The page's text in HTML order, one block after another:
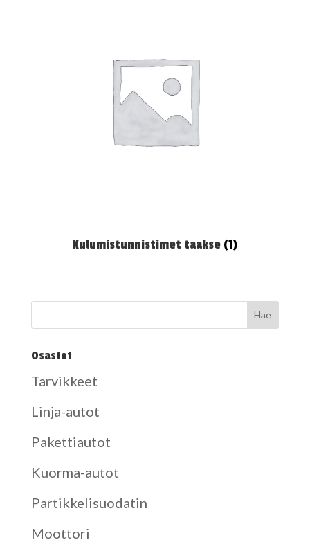
Kulumistunnistimet taakse (1)
Osastot
Tarvikkeet
Linja-autot
Pakettiautot
Kuorma-autot
Partikkelisuodatin
Moottori